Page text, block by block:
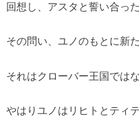
回想し、アスタと誓い合っ
その問い、ユノのもとに新
それはクローバー王国では
やはりユノはリヒトとティ